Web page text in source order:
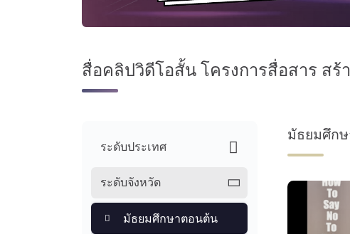
สื่อคลิปวิดีโอสั้น โครงการสื่อสาร สร้
ระดับประเทศ
ระดับจังหวัด
มัธยมศึกษาตอนต้น
มัธยมศึก